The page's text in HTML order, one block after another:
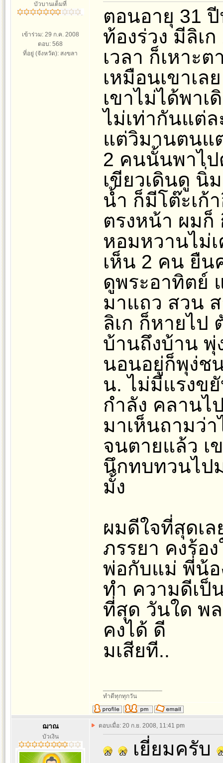
บัวบานเต็มที่
เข้าร่วม: 29 ก.ค. 2008
ตอบ: 568
ที่อยู่ (จังหวัด): สงขลา
ตอนอายุ 31
ท้องร่วง มีลิเ
เวลา ก็เหาะ
เหมือนเขาเล
เขาไม่ได้พาเ
ไม่เท่ากันแต่
แต่วิมานตนแ
2 คนนั้นพาไ
เขียวเดินดู นิ่
น้ำ ก็มีโต๊ะเก้
ตรงหน้า ผมก็
หอมหวานไม่
เห็น 2 คน ยืน
ดูพระอาทิตย์
มาแถว สวน
ลิเก ก็หายไป
บ้านถึงบ้าน พุ่
นอนอยู่ก็พุง่ช
น. ไม่มีแรงข
กำลัง คลาน
มาเห็นถามว่า
จนตายแล้ว เ
นึกทบทวนไป
มั้ง
ผมดีใจที่สุดเ
ภรรยา คงร้อ
พ่อกับแม่ พี่น้อ
ทำ ความดีเป็
ที่สุด วันใด พ
คงได้ ดี
มเสียที..
ทำดีทุกทุกวัน
ฌาณ
บัวเงิน
ตอบเมื่อ: 20 ก.ย. 2008, 11:41 pm
เยี่ยมครับ